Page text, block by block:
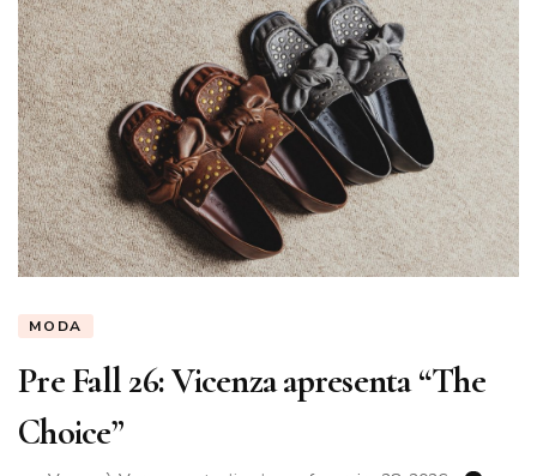
MODA
Pre Fall 26: Vicenza apresenta “The
Choice”